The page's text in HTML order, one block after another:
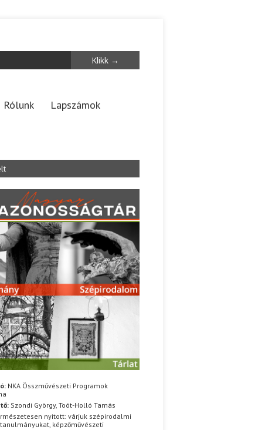
Rólunk
Lapszámok
NKA Összművészeti Programok
Szondi György, Toót-Holló Tamás
nyitott: várjuk szépirodalmi
képzőművészeti